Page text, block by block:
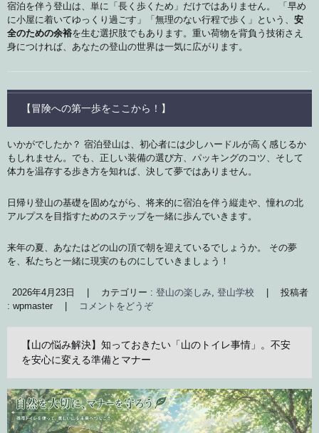
宿泊を伴う登山は、単に「長く歩くため」だけではありません。 「早め
に小屋に着いてゆっくり過ごす」「無理のない行程で歩く」という、 安
全のための余裕を生む選択肢でもあります。重い荷物を背負う技術さえ
身につければ、あなたの登山の世界は一気に広がります。
【冒険への第一歩をここから！】
いかがでしたか？ 宿泊登山は、初心者には少しハードルが高く感じるか
もしれません。でも、正しい装備の選び方、パッキングのコツ、そして
体力を温存する歩き方を知れば、決して夢ではありません。
日帰り登山の基礎を固めながら、将来的に宿泊を伴う縦走や、憧れの北
アルプスを目指すためのステップを一緒に歩んでいきます。
来年の夏、あなたはどの山の頂で朝を迎えているでしょうか。 その夢
を、私たちと一緒に現実のものにしていきましょう！
2026年4月23日 カテゴリー : 登山の楽しみ, 登山学校
投稿者
: wpmaster
コメントをどうぞ
【山の悩み解決】知っておきたい「山のトイレ事情」。不安
を安心に変える準備とマナー